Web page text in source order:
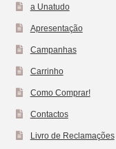
a Unatudo
Apresentação
Campanhas
Carrinho
Como Comprar!
Contactos
Livro de Reclamações